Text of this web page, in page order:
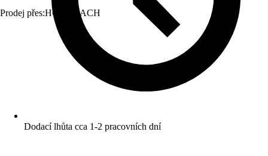
Prodej přes:HORNBACH
Dodací lhůta cca 1-2 pracovních dní